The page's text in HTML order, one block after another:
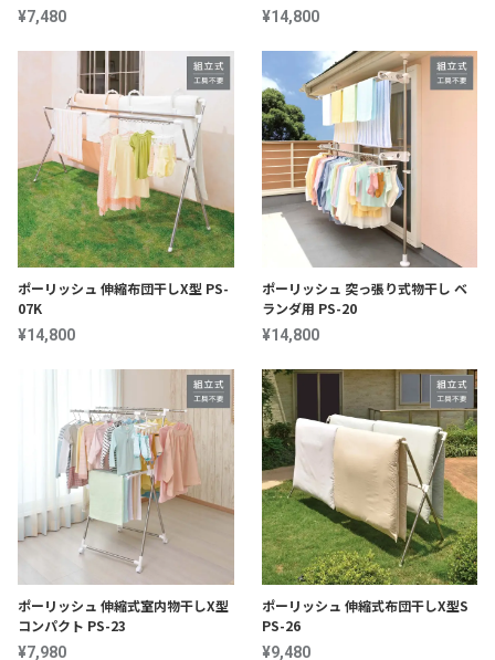
¥7,480 ¥14,800
ポーリッシュ 伸縮布団干しX型 PS-
07K
¥14,800
ポーリッシュ 突っ張り式物干し ベ
ランダ用 PS-20
¥14,800
ポーリッシュ 伸縮式室内物干しX型
コンパクト PS-23
¥7,980
ポーリッシュ 伸縮式布団干しX型S
PS-26
¥9,480